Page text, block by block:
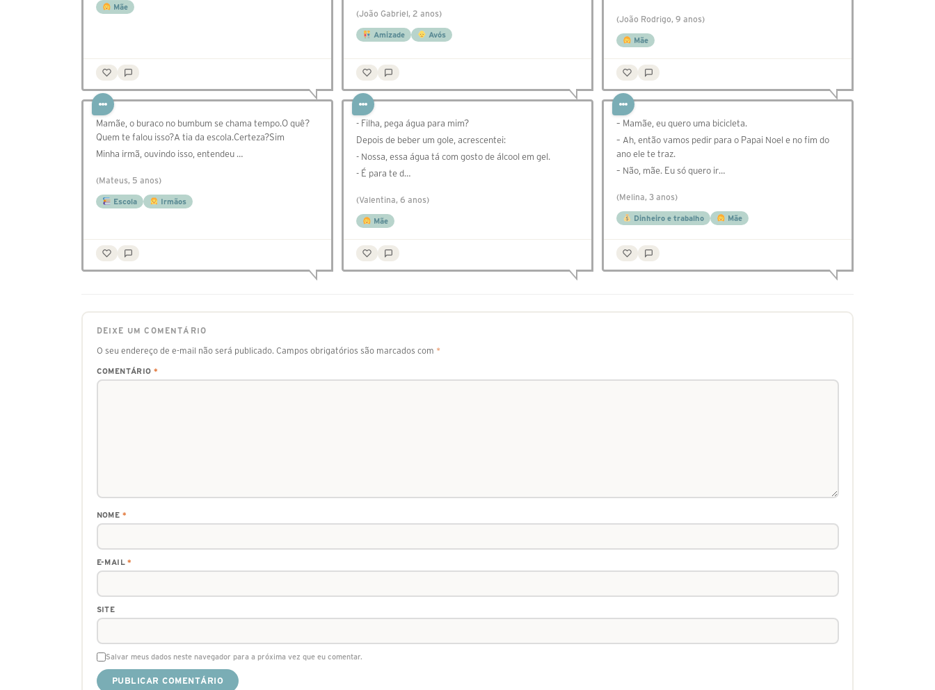
Mãe
(João Gabriel, 2 anos)
Amizade Avós
(João Rodrigo, 9 anos)
Mãe
Mamãe, o buraco no bumbum se chama tempo.O quê?
Quem te falou isso?A tia da escola.Certeza?Sim
Minha irmã, ouvindo isso, entendeu …
(Mateus, 5 anos)
Escola Irmãos
- Filha, pega água para mim?
Depois de beber um gole, acrescentei:
- Nossa, essa água tá com gosto de álcool em gel.
- É para te d…
(Valentina, 6 anos)
Mãe
– Mamãe, eu quero uma bicicleta.
– Ah, então vamos pedir para o Papai Noel e no fim do
ano ele te traz.
– Não, mãe. Eu só quero ir…
(Melina, 3 anos)
Dinheiro e trabalho Mãe
DEIXE UM COMENTÁRIO
O seu endereço de e-mail não será publicado. Campos obrigatórios são marcados com *
COMENTÁRIO *
NOME *
E-MAIL*
SITE
Salvar meus dados neste navegador para a próxima vez que eu comentar.